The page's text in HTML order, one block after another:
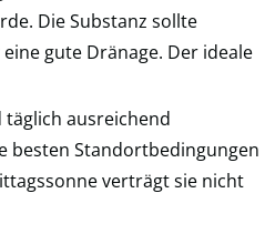
Die Substanz sollte
gute Dränage. Der ideale
täglich ausreichend
besten Standortbedingungen
verträgt sie nicht